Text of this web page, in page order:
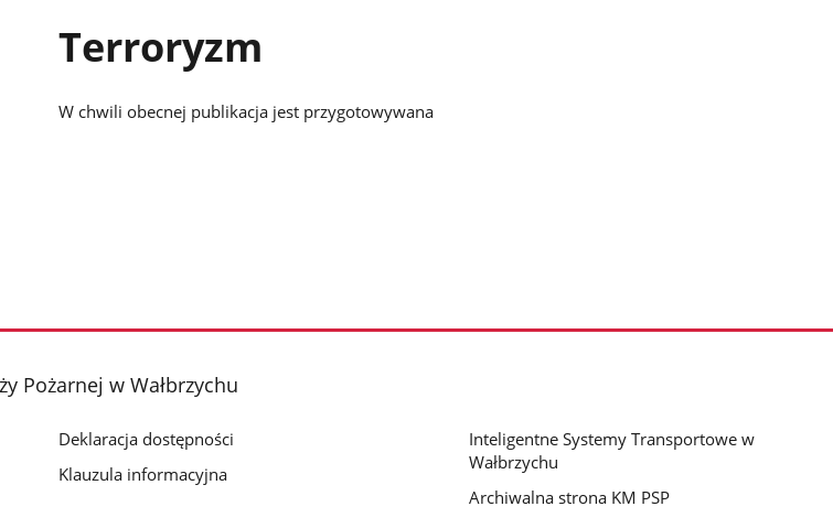
Terroryzm
W chwili obecnej publikacja jest przygotowywana
Pożarnej w Wałbrzychu
Deklaracja dostępności
Klauzula informacyjna
Inteligentne Systemy Transportowe w
Wałbrzychu
Archiwalna strona KM PSP